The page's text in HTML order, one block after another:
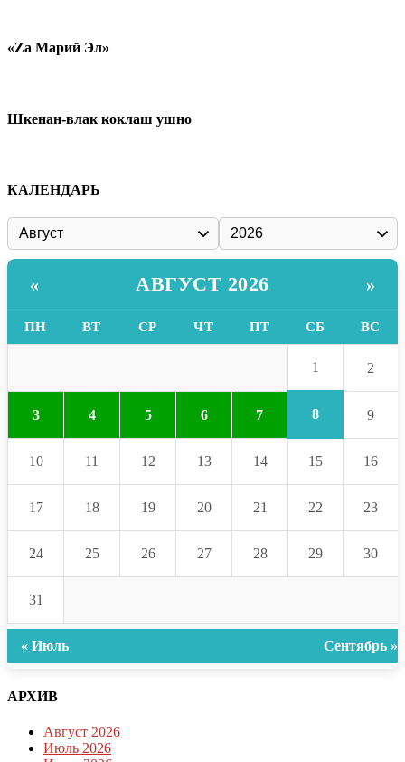
«Zа Марий Эл»
Шкенан-влак коклаш ушно
КАЛЕНДАРЬ
« АВГУСТ 2026 »
ПН ВТ СР ЧТ ПТ СБ ВС
1 2
3 4 5 6 7 8 9
10 11 12 13 14 15 16
17 18 19 20 21 22 23
24 25 26 27 28 29 30
31
« Июль Сентябрь »
АРХИВ
Август 2026
Июль 2026